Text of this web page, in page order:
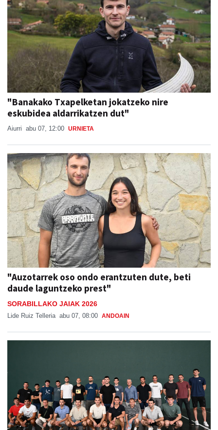
"Banakako Txapelketan jokatzeko nire
eskubidea aldarrikatzen dut"
Aiurri abu 07, 12:00 URNIETA
"Auzotarrek oso ondo erantzuten dute, beti
daude laguntzeko prest"
SORABILLAKO JAIAK 2026
Lide Ruiz Telleria abu 07, 08:00 ANDOAIN